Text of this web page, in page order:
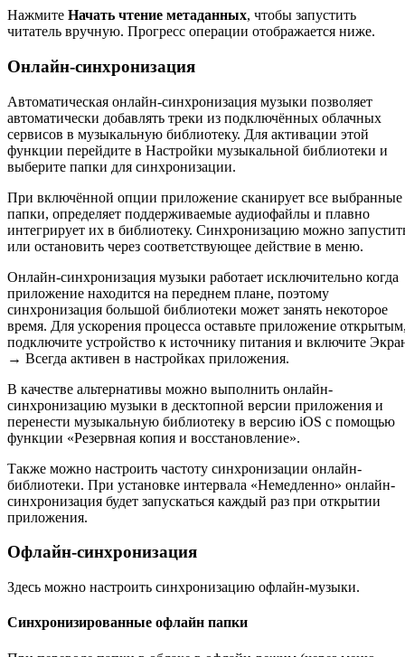
Нажмите Начать чтение метаданных, чтобы запустить
читатель вручную. Прогресс операции отображается ниже.
Онлайн-синхронизация
Автоматическая онлайн-синхронизация музыки позволяет
автоматически добавлять треки из подключённых облачных
сервисов в музыкальную библиотеку. Для активации этой
функции перейдите в Настройки музыкальной библиотеки и
выберите папки для синхронизации.
При включённой опции приложение сканирует все выбранные
папки, определяет поддерживаемые аудиофайлы и плавно
интегрирует их в библиотеку. Синхронизацию можно
или остановить через соответствующее действие в меню.
Онлайн-синхронизация музыки работает исключительно когда
приложение находится на переднем плане, поэтому
синхронизация большой библиотеки может занять некоторое
время. Для ускорения процесса оставьте приложение
подключите устройство к источнику питания и включите
→ Всегда активен в настройках приложения.
В качестве альтернативы можно выполнить онлайн-
синхронизацию музыки в десктопной версии приложения и
перенести музыкальную библиотеку в версию iOS с помощью
функции «Резервная копия и восстановление».
Также можно настроить частоту синхронизации онлайн-
библиотеки. При установке интервала «Немедленно» онлайн-
синхронизация будет запускаться каждый раз при открытии
приложения.
Офлайн-синхронизация
Здесь можно настроить синхронизацию офлайн-музыки.
Синхронизированные офлайн папки